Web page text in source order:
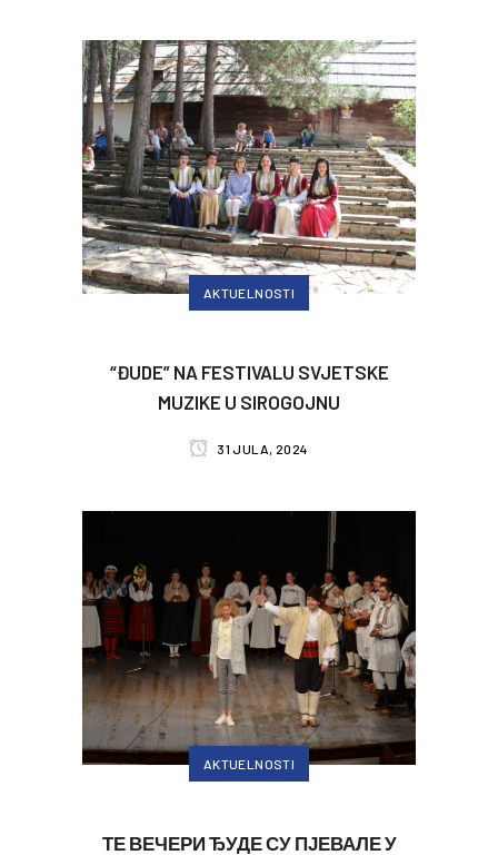
AKTUELNOSTI
“ĐUDE” NA FESTIVALU SVJETSKE
MUZIKE U SIROGOJNU
31 JULA, 2024
AKTUELNOSTI
ТЕ ВЕЧЕРИ ЂУДЕ СУ ПЈЕВАЛЕ У